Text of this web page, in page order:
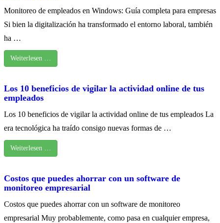
Monitoreo de empleados en Windows: Guía completa para empresas
Si bien la digitalización ha transformado el entorno laboral, también
ha …
Weiterlesen …
Los 10 beneficios de vigilar la actividad online de tus
empleados
Los 10 beneficios de vigilar la actividad online de tus empleados La
era tecnológica ha traído consigo nuevas formas de …
Weiterlesen …
Costos que puedes ahorrar con un software de
monitoreo empresarial
Costos que puedes ahorrar con un software de monitoreo
empresarial Muy probablemente, como pasa en cualquier empresa,